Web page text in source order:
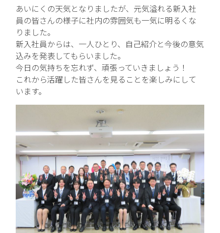
会社を知る
人と仕事を知る
社風を知る
制度を知る
新卒エントリー
お問い合わせ
あいにくの天気となりましたが、元気溢れる新入社
員の皆さんの様子に社内の雰囲気も一気に明るくな
りました。
新入社員からは、一人ひとり、自己紹介と今後の意気
込みを発表してもらいました。
今日の気持ちを忘れず、頑張っていきましょう！
これから活躍した皆さんを見ることを楽しみにして
います。